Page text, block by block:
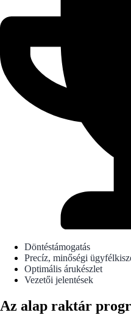
Döntéstámogatás
Precíz, minőségi
Optimális árukészlet
Vezetői jelentések
Az alap raktár